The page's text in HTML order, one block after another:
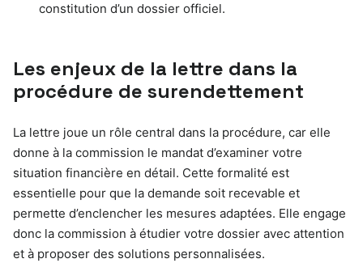
constitution d’un dossier officiel.
Les enjeux de la lettre dans la
procédure de surendettement
La lettre joue un rôle central dans la procédure, car elle
donne à la commission le mandat d’examiner votre
situation financière en détail. Cette formalité est
essentielle pour que la demande soit recevable et
permette d’enclencher les mesures adaptées. Elle engage
donc la commission à étudier votre dossier avec attention
et à proposer des solutions personnalisées.